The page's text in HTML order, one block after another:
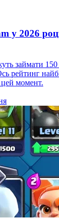
у 2026
займати
рейтинг
цей момент.